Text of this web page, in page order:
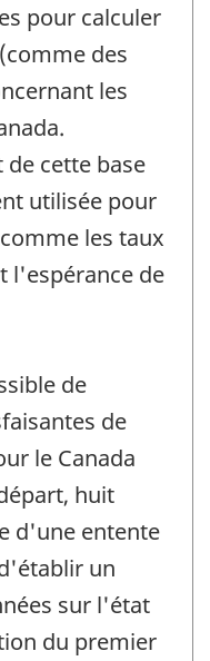
pour calculer
des
les
cette base
utilisée pour
les taux
l'espérance de
de
de
le Canada
huit
d'une entente
un
sur l'état
du premier